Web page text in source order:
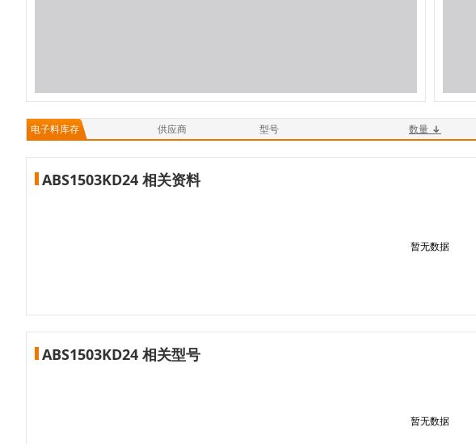
电子料库存 供应商 型号 数量
ABS1503KD24 相关资料
暂无数据
ABS1503KD24 相关型号
暂无数据